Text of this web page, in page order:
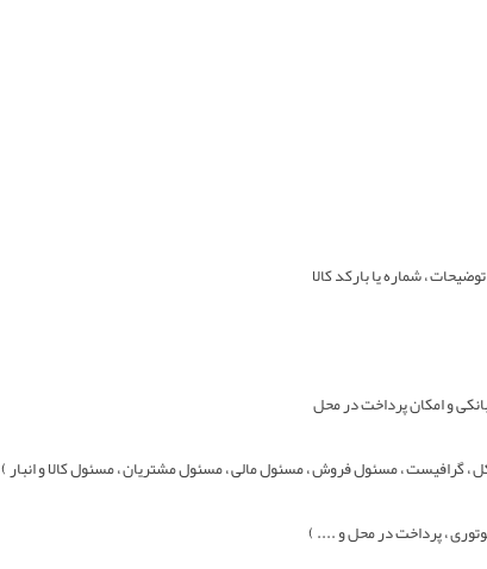
و امکان پرداخت در محل
گرافيست ، مسئول فروش ، مسئول مالی ، مسئول مشتريان ، مسئول کالا و انبار )
، پرداخت در محل و .... )